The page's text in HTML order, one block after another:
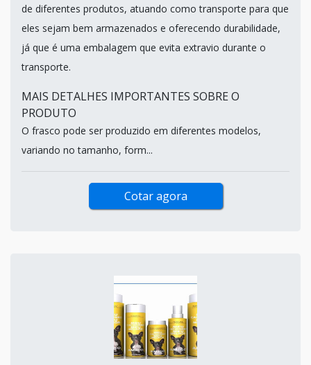
de diferentes produtos, atuando como transporte para que
eles sejam bem armazenados e oferecendo durabilidade,
já que é uma embalagem que evita extravio durante o
transporte.
MAIS DETALHES IMPORTANTES SOBRE O
PRODUTO
O frasco pode ser produzido em diferentes modelos,
variando no tamanho, form...
Cotar agora